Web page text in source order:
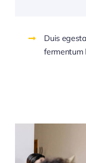
Duis
fermentum